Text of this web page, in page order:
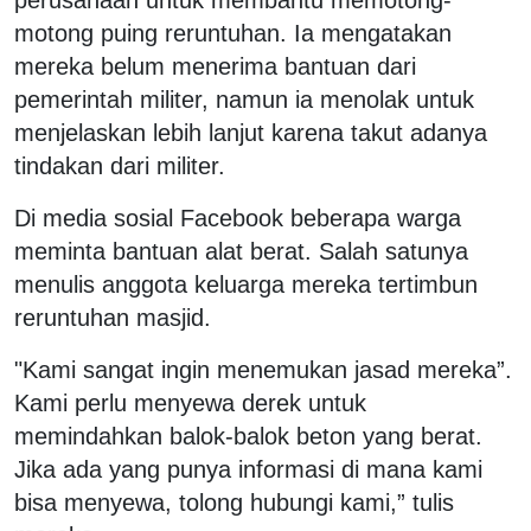
motong puing reruntuhan. Ia mengatakan
mereka belum menerima bantuan dari
pemerintah militer, namun ia menolak untuk
menjelaskan lebih lanjut karena takut adanya
tindakan dari militer.
Di media sosial Facebook beberapa warga
meminta bantuan alat berat. Salah satunya
menulis anggota keluarga mereka tertimbun
reruntuhan masjid.
"Kami sangat ingin menemukan jasad mereka”.
Kami perlu menyewa derek untuk
memindahkan balok-balok beton yang berat.
Jika ada yang punya informasi di mana kami
bisa menyewa, tolong hubungi kami,” tulis